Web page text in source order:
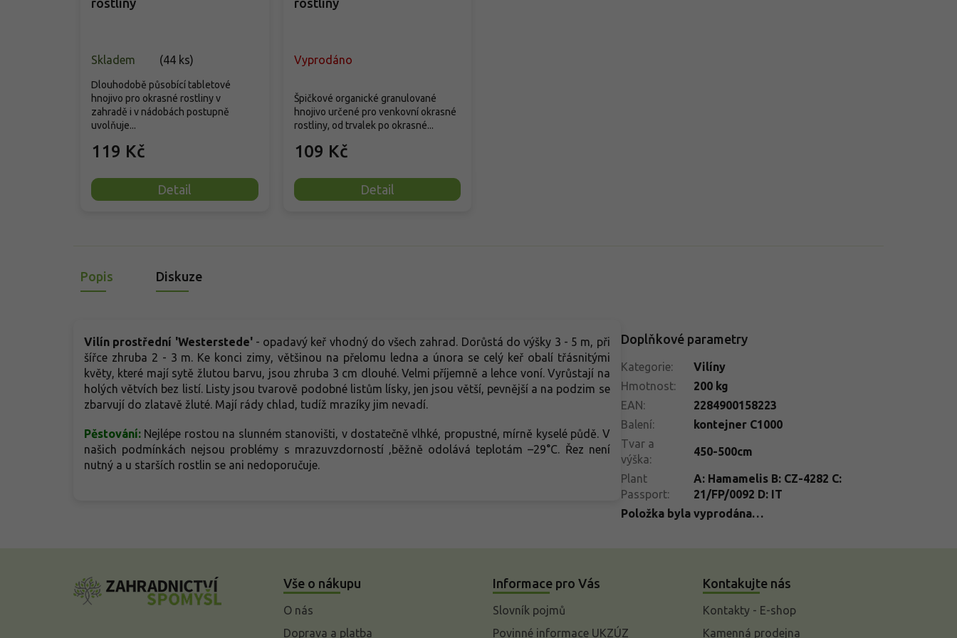
Skladem (44 ks)
119 Kč
Detail
Dlouhodobě působící tabletové
hnojivo pro okrasné rostliny v
zahradě i v nádobách postupně
uvolňuje...
Vyprodáno
109 Kč
Detail
Špičkové organické granulované
hnojivo určené pro venkovní okrasné
rostliny, od trvalek po okrasné...
Popis Diskuze
Vilín prostřední 'Westerstede'- opadavý keř vhodný do všech zahrad. Dorůstá do výšky 3 - 5 m, při
šířce zhruba 2 - 3 m. Ke konci zimy, většinou na přelomu ledna a února se celý keř obalí třásnitými
květy, které mají sytě žlutou barvu, jsou zhruba 3 cm dlouhé. Velmi příjemně a lehce voní. Vyrůstají na
holých větvích bez listí. Listy jsou tvarově podobné listům lísky, jen jsou větší, pevnější a na podzim se
zbarvují do zlatavě žluté. Mají rády chlad, tudíž mrazíky jim nevadí.
Pěstování: Nejlépe rostou na slunném stanovišti, v dostatečně vlhké, propustné, mírně kyselé půdě. V
našich podmínkách nejsou problémy s mrazuvzdorností ‚běžně odolává teplotám –29°C. Řez není
nutný a u starších rostlin se ani nedoporučuje.
Doplňkové parametry
Kategorie:
Vilíny
Hmotnost:
200 kg
EAN:
2284900158223
Balení:
kontejner C1000
Tvar a
výška:
450-500cm
Plant
Passport:
A: Hamamelis B: CZ-4282 C:
21/FP/0092 D: IT
Položka byla vyprodána…
Vše o nákupu
O nás
Doprava a platba
Informace pro Vás
Slovník pojmů
Povinné informace UKZÚZ
Kontakujte nás
Kontakty - E-shop
Kamenná prodejna